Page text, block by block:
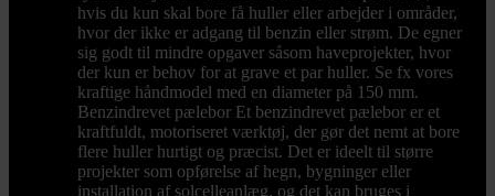
hvis du kun skal bore få huller eller arbejder i områder,
hvor der ikke er adgang til benzin eller strøm. De egner
sig godt til mindre opgaver såsom haveprojekter, hvor
der kun er behov for at grave et par huller. Se fx vores
kraftige håndmodel med en diameter på 150 mm.
Benzindrevet pælebor Et benzindrevet pælebor er et
kraftfuldt, motoriseret værktøj, der gør det nemt at bore
flere huller hurtigt og præcist. Det er ideelt til større
projekter som opførelse af hegn, bygninger eller
installation af solcelleanlæg, og det kan bruges i